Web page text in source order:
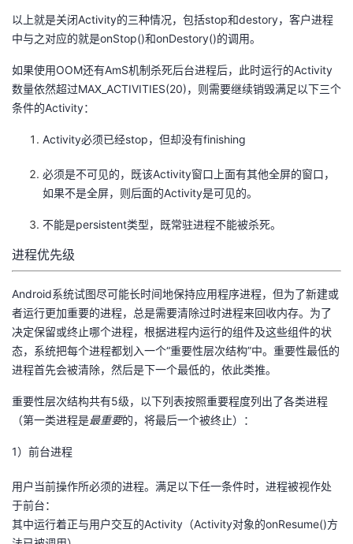
以上就是关闭Activity的三种情况，包括stop和destory，客户进程
中与之对应的就是onStop()和onDestory()的调用。
如果使用OOM还有AmS机制杀死后台进程后，此时运行的Activity
数量依然超过MAX_ACTIVITIES(20)，则需要继续销毁满足以下三个
条件的Activity：
Activity必须已经stop，但却没有finishing
必须是不可见的，既该Activity窗口上面有其他全屏的窗口，
如果不是全屏，则后面的Activity是可见的。
不能是persistent类型，既常驻进程不能被杀死。
进程优先级
Android系统试图尽可能长时间地保持应用程序进程，但为了新建或
者运行更加重要的进程，总是需要清除过时进程来回收内存。为了
决定保留或终止哪个进程，根据进程内运行的组件及这些组件的状
态，系统把每个进程都划入一个“重要性层次结构”中。重要性最低的
进程首先会被清除，然后是下一个最低的，依此类推。
重要性层次结构共有5级，以下列表按照重要程度列出了各类进程
（第一类进程是最重要的，将最后一个被终止）：
1）前台进程
用户当前操作所必须的进程。满足以下任一条件时，进程被视作处
于前台：
其中运行着正与用户交互的Activity（Activity对象的onResume()方